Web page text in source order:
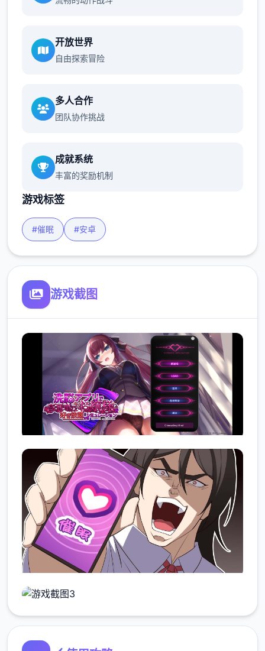
开放世界
自由探索冒险
多人合作
团队协作挑战
成就系统
丰富的奖励机制
游戏标签
#催眠 #安卓
游戏截图